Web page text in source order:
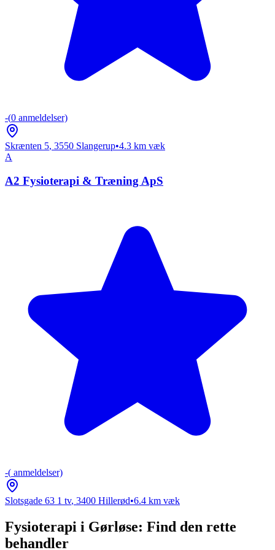
-(0 anmeldelser)
Skrænten 5, 3550 Slangerup•4.3 km væk
A
A2 Fysioterapi & Træning ApS
-( anmeldelser)
Slotsgade 63 1 tv, 3400 Hillerød•6.4 km væk
Fysioterapi i Gørløse: Find den rette
behandler